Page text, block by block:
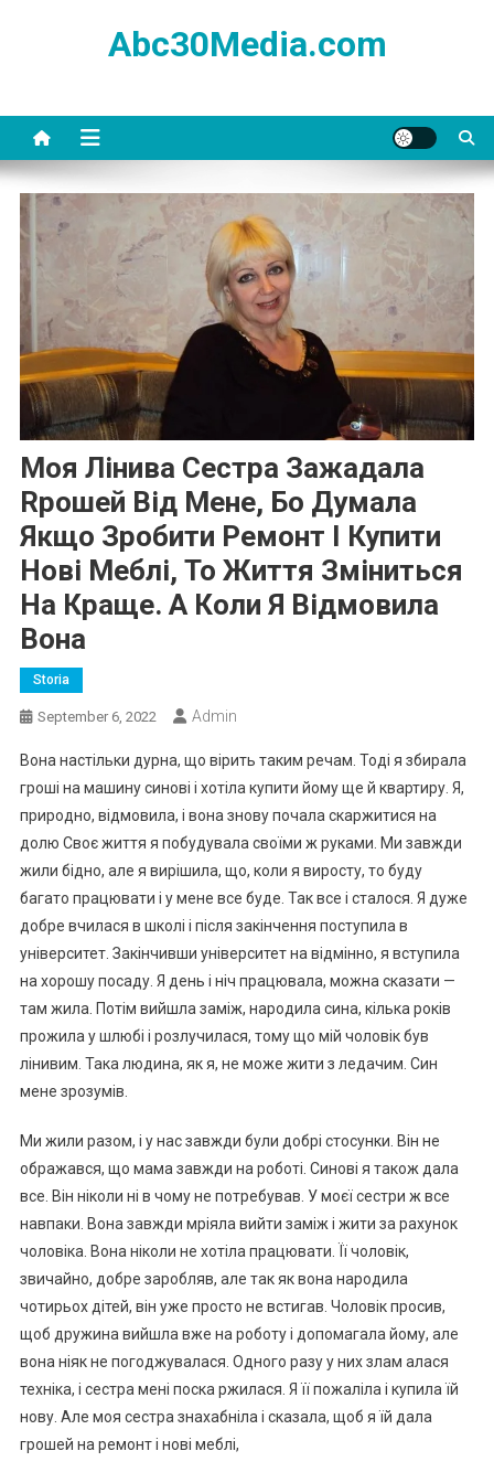
Abc30Media.com
Моя Лінива Сестра Зажадала
Rрошей Від Мене, Бо Думала
Якщо Зробити Ремонт І Купити
Нові Меблі, То Життя Зміниться
На Краще. А Коли Я Відмовила
Вона
Storia
September 6, 2022 Admin
Вона настільки дурна, що вірить таким речам. Тоді я збирала
гроші на машину синові і хотіла купити йому ще й квартиру. Я,
природно, відмовила, і вона знову почала скаржитися на
долю Своє життя я побудувала своїми ж руками. Ми завжди
жили бідно, але я вирішила, що, коли я виросту, то буду
багато працювати і у мене все буде. Так все і сталося. Я дуже
добре вчилася в школі і після закінчення поступила в
університет. Закінчивши університет на відмінно, я вступила
на хорошу посаду. Я день і ніч працювала, можна сказати —
там жила. Потім вийшла заміж, народила сина, кілька років
прожила у шлюбі і розлучилася, тому що мій чоловік був
лінивим. Така людина, як я, не може жити з ледачим. Син
мене зрозумів.
Ми жили разом, і у нас завжди були добрі стосунки. Він не
ображався, що мама завжди на роботі. Синові я також дала
все. Він ніколи ні в чому не потребував. У моєї сестри ж все
навпаки. Вона завжди мріяла вийти заміж і жити за рахунок
чоловіка. Вона ніколи не хотіла працювати. Її чоловік,
звичайно, добре заробляв, але так як вона народила
чотирьох дітей, він уже просто не встигав. Чоловік просив,
щоб дружина вийшла вже на роботу і допомагала йому, але
вона ніяк не погоджувалася. Одного разу у них злам алася
техніка, і сестра мені поска ржилася. Я її пожаліла і купила їй
нову. Але моя сестра знахабніла і сказала, щоб я їй дала
грошей на ремонт і нові меблі,